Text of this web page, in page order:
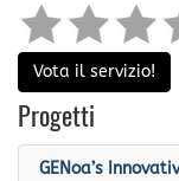
Vota il servizio!
Progetti
GENoa’s